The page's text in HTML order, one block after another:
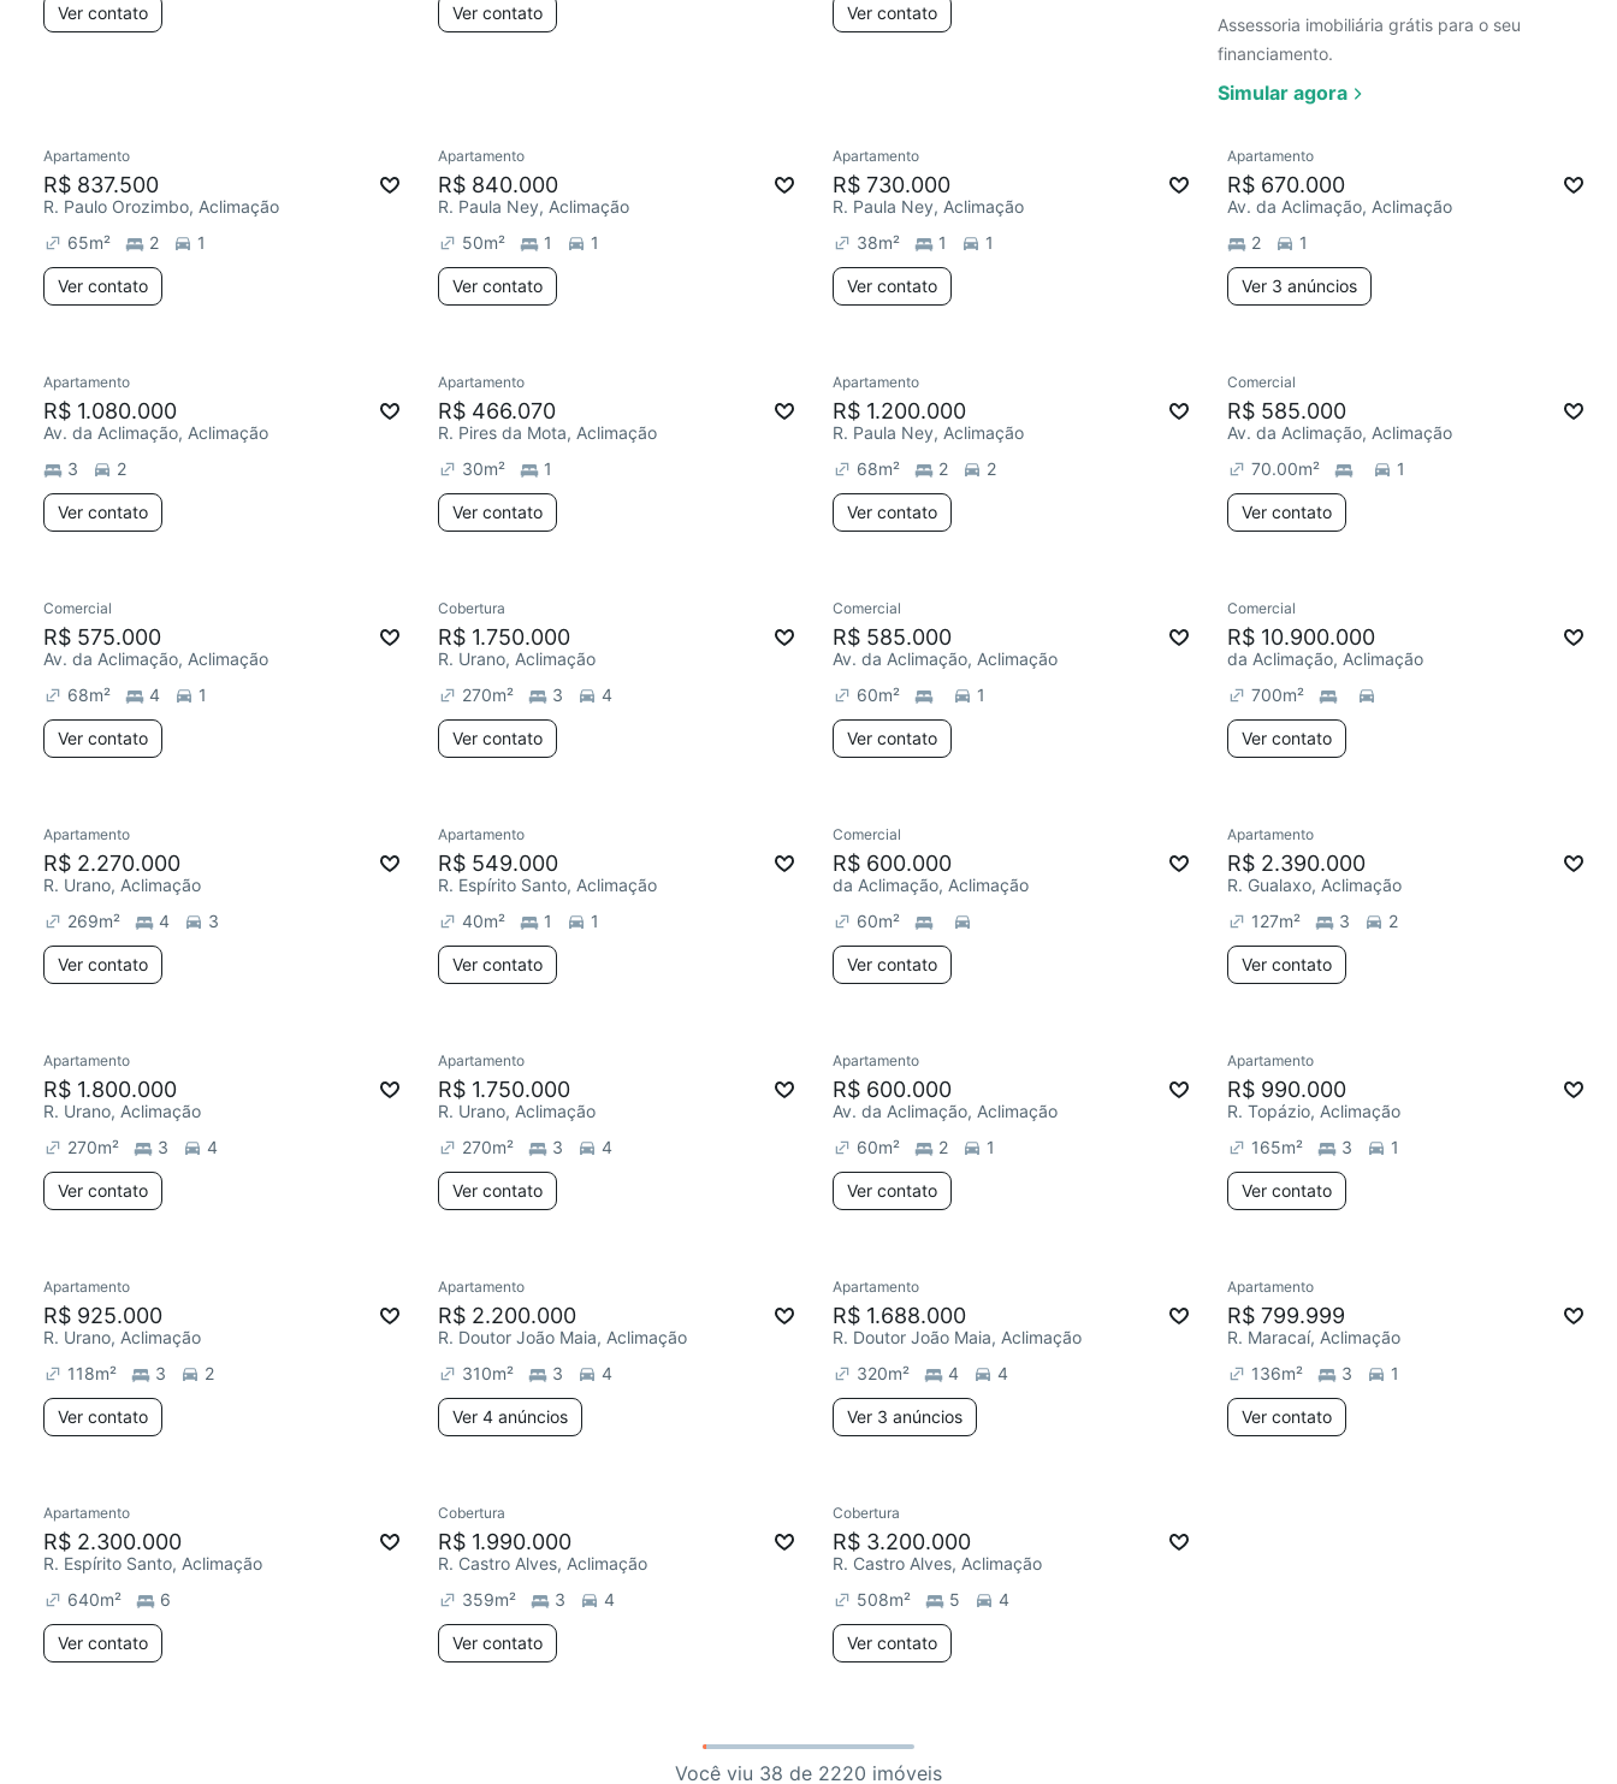
Assessoria imobiliária grátis para o seu
financiamento.
Simular agora
Ver contato Ver contato Ver contato
Redecorar
Apartamento
R$ 837.500
R. Paulo Orozimbo, Aclimação
65m² 2 1
Ver contato
Apartamento
R$ 840.000
R. Paula Ney, Aclimação
50m² 1 1
Ver contato
Apartamento
R$ 730.000
R. Paula Ney, Aclimação
38m² 1 1
Ver contato
Apartamento
R$ 670.000
Av. da Aclimação, Aclimação
2
1
Ver 3 anúncios
Apartamento
R$ 1.080.000
Av. da Aclimação, Aclimação
3
2
Ver contato
Apartamento
R$ 466.070
R. Pires da Mota, Aclimação
30m² 1
Ver contato
Apartamento
R$ 1.200.000
R. Paula Ney, Aclimação
68m² 2 2
Ver contato
Comercial
R$ 585.000
Av. da Aclimação, Aclimação
70.00m² 1
Ver contato
Comercial
R$ 575.000
Av. da Aclimação, Aclimação
68m² 4 1
Ver contato
Cobertura
R$ 1.750.000
R. Urano, Aclimação
270m² 3 4
Ver contato
Comercial
R$ 585.000
Av. da Aclimação, Aclimação
60m² 1
Ver contato
Comercial
R$ 10.900.000
da Aclimação, Aclimação
700m²
Ver contato
Apartamento
R$ 2.270.000
R. Urano, Aclimação
269m² 4 3
Ver contato
Apartamento
R$ 549.000
R. Espírito Santo, Aclimação
40m² 1 1
Ver contato
Comercial
R$ 600.000
da Aclimação, Aclimação
60m²
Ver contato
Apartamento
R$ 2.390.000
R. Gualaxo, Aclimação
127m² 3 2
Ver contato
Apartamento
R$ 1.800.000
R. Urano, Aclimação
270m² 3 4
Ver contato
Apartamento
R$ 1.750.000
R. Urano, Aclimação
270m² 3 4
Ver contato
Apartamento
R$ 600.000
Av. da Aclimação, Aclimação
60m² 2 1
Ver contato
Apartamento
R$ 990.000
R. Topázio, Aclimação
165m² 3 1
Ver contato
Apartamento
R$ 925.000
R. Urano, Aclimação
118m² 3 2
Ver contato
Apartamento
R$ 2.200.000
R. Doutor João Maia, Aclimação
310m² 3 4
Ver 4 anúncios
Apartamento
R$ 1.688.000
R. Doutor João Maia, Aclimação
320m² 4 4
Ver 3 anúncios
Apartamento
R$ 799.999
R. Maracaí, Aclimação
136m² 3 1
Ver contato
Apartamento
R$ 2.300.000
R. Espírito Santo, Aclimação
640m² 6
Ver contato
Cobertura
R$ 1.990.000
R. Castro Alves, Aclimação
359m² 3 4
Ver contato
Cobertura
R$ 3.200.000
R. Castro Alves, Aclimação
508m² 5 4
Ver contato
Você viu 38 de 2220 imóveis